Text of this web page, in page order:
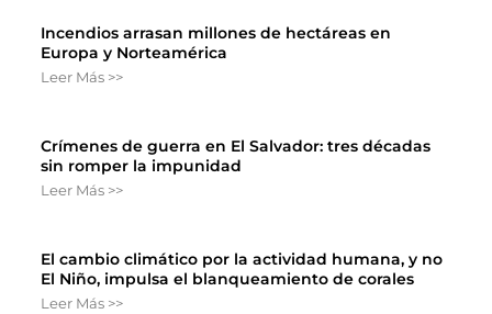
Incendios arrasan millones de hectáreas en
Europa y Norteamérica
Leer Más >>
Crímenes de guerra en El Salvador: tres décadas
sin romper la impunidad
Leer Más >>
El cambio climático por la actividad humana, y no
El Niño, impulsa el blanqueamiento de corales
Leer Más >>